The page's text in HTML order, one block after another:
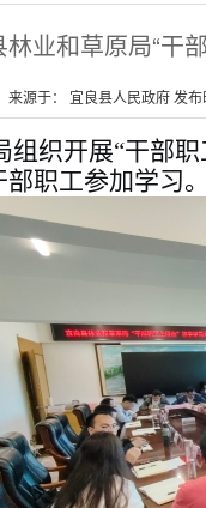
林业和草原局“干
来源于： 宜良县人民政府 发
组织开展“干部
职工参加学习